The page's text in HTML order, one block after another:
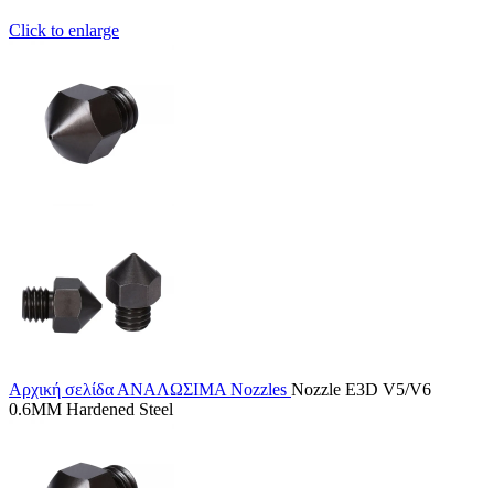
Click to enlarge
Αρχική σελίδα ΑΝΑΛΩΣΙΜΑ Nozzles Nozzle E3D V5/V6
0.6MM Hardened Steel